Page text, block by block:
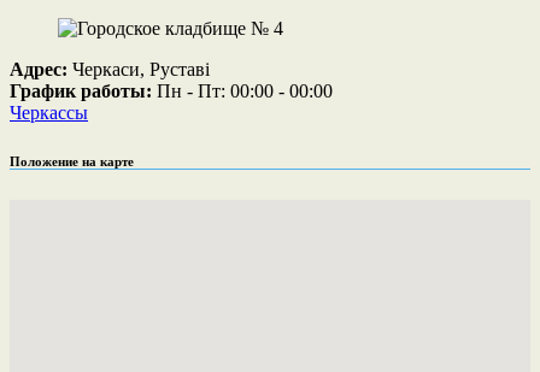
Адрес: Черкаси, Руставі
График работы: Пн - Пт: 00:00 - 00:00
Черкассы
Положение на карте